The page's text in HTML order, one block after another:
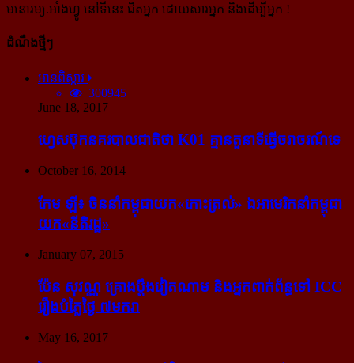
មនោរម្យ.អាំងហ្វូ នៅទីនេះ ជិតអ្នក ដោយសារអ្នក និងដើម្បីអ្នក !
ដំណឹងថ្មីៗ
អានពិស្ដារ
300945
June 18, 2017
ហ្វេសប៊ុក​នគរបាល​ជាតិ​ថា K01 គ្មាន​តួនាទី​ធ្វើ​ចរាចរណ៍​ទេ
October 16, 2014
កែម ឡី៖ ចិន​នាំ​កម្ពុជា​យក​«កោះ​ត្រល់» ឯ​អាមេរិក​នាំ​កម្ពុជា​
យក​«នីតិរដ្ឋ»
January 07, 2015
ប៉ែន សុវណ្ណ គ្រោង​ប្តឹង​វៀតណាម និង​អ្នក​ពាក់​ព័ន្ធ​ទៅ ICC
រឿង​បំភ្លៃ​ថ្ងៃ ៧​មករា
May 16, 2017